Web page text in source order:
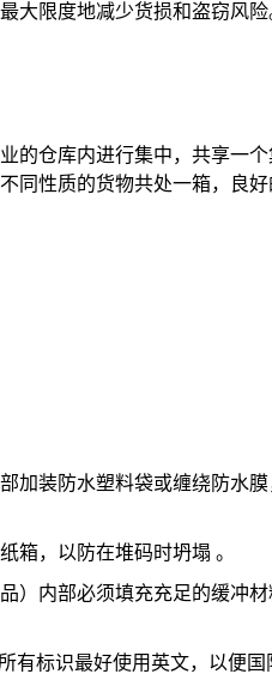
大限度地减少货损和盗窃风
的仓库内进行集中，共享一
同性质的货物共处一箱，良
加装防水塑料袋或缠绕防水
箱，以防在堆码时坍塌 。
内部必须填充充足的缓冲材
有标识最好使用英文，以便国